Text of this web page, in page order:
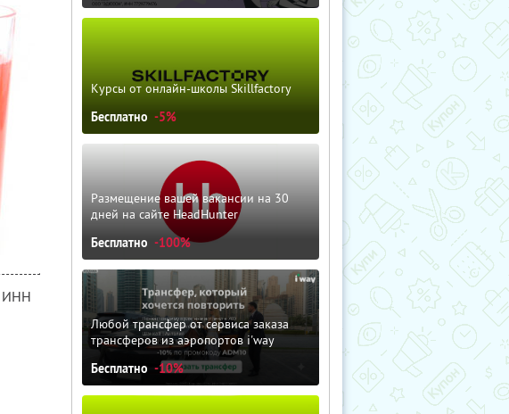
ИНН
Курсы от онлайн-школы Skillfactory
Бесплатно -5%
Размещение вашей вакансии на 30
дней на сайте HeadHunter
Бесплатно -100%
Любой трансфер от сервиса заказа
трансферов из аэропортов i'way
Бесплатно -10%